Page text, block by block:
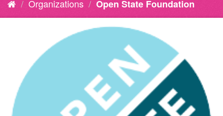
Organizations Open State Foundation